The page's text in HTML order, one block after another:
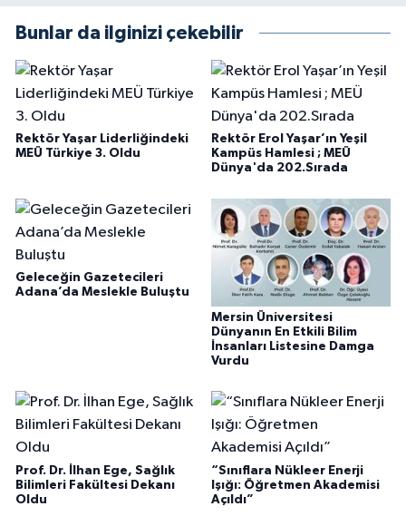
Bunlar da ilginizi çekebilir
Rektör Yaşar Liderliğindeki
MEÜ Türkiye 3. Oldu
Rektör Erol Yaşar’ın Yeşil
Kampüs Hamlesi ; MEÜ
Dünya'da 202.Sırada
Geleceğin Gazetecileri
Adana’da Meslekle Buluştu
Mersin Üniversitesi
Dünyanın En Etkili Bilim
İnsanları Listesine Damga
Vurdu
Prof. Dr. İlhan Ege, Sağlık
Bilimleri Fakültesi Dekanı
Oldu
“Sınıflara Nükleer Enerji
Işığı: Öğretmen Akademisi
Açıldı”